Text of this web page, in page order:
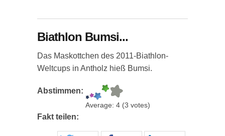
Biathlon Bumsi...
Das Maskottchen des 2011-Biathlon-
Weltcups in Antholz hieß Bumsi.
Abstimmen:
Average: 4 (3 votes)
Fakt teilen: